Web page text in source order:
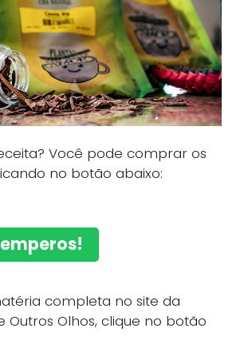
Você pode comprar os
no botão abaixo:
completa no site da
Outros Olhos, clique no botão